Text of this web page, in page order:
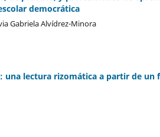
democrática
Gabriela Alvídrez-Minora
una lectura rizomática a partir de un